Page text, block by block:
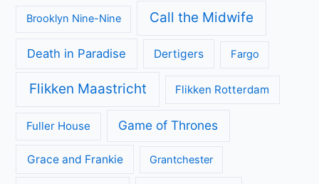
Brooklyn Nine-Nine Call the Midwife
Death in Paradise Dertigers Fargo
Flikken Maastricht Flikken Rotterdam
Fuller House Game of Thrones
Grace and Frankie Grantchester